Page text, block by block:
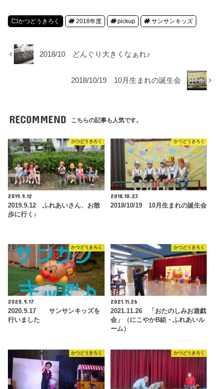
かつどうきろく 2018年度 pickup サンサンキッズ
2018/10 どんぐり大きくなぁれ♪
2018/10/19 10月生まれの誕生会
RECOMMEND こちらの記事も人気です。
かつどうきろく
2019.9.12
2019.9.12 ふれあいさん、お散
歩に行く♪
かつどうきろく
2018.10.23
2018/10/19 10月生まれの誕生会
かつどうきろく
2020.9.17
2020.9.17 サンサンキッズを
行いました
かつどうきろく
2021.11.26
2021.11.26 「おたのしみお遊戯
会」（にこやかB組・ふれあいル
ーム）
かつどうきろく かつどうきろく